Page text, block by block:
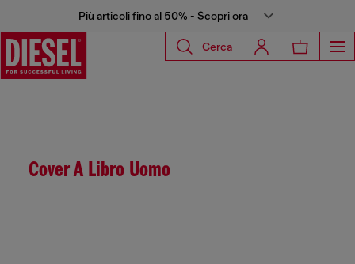
Più articoli fino al 50% - Scopri ora
Cerca
Cover A Libro Uomo